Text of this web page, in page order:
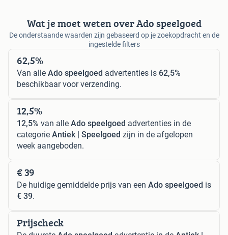
Wat je moet weten over Ado speelgoed
De onderstaande waarden zijn gebaseerd op je zoekopdracht en de
ingestelde filters
62,5%
Van alle Ado speelgoed advertenties is 62,5%
beschikbaar voor verzending.
12,5%
12,5% van alle Ado speelgoed advertenties in de
categorie Antiek | Speelgoed zijn in de afgelopen
week aangeboden.
€ 39
De huidige gemiddelde prijs van een Ado speelgoed is
€ 39.
Prijscheck